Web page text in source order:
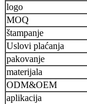
logo
MOQ
štampanje
Uslovi plaćanja
pakovanje
materijala
ODM&OEM
aplikacija